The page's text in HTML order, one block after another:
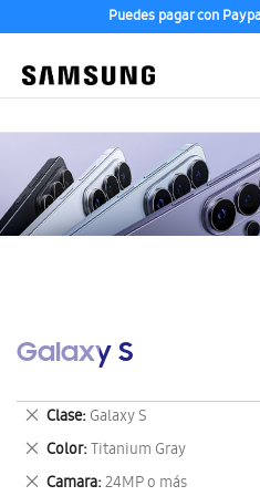
Puedes pagar con
Galaxy S
Clase Galaxy S
Eliminar
este
artículo
Color Titanium Gray
Eliminar
este
Camara 24MP o más
Eliminar